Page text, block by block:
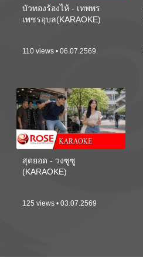
บัวทองร้องไห้ - เทพพร
เพชรอุบล(KARAOKE)
110 views • 06.07.2569
สุดยอด - วงซูซู
(KARAOKE)
125 views • 03.07.2569